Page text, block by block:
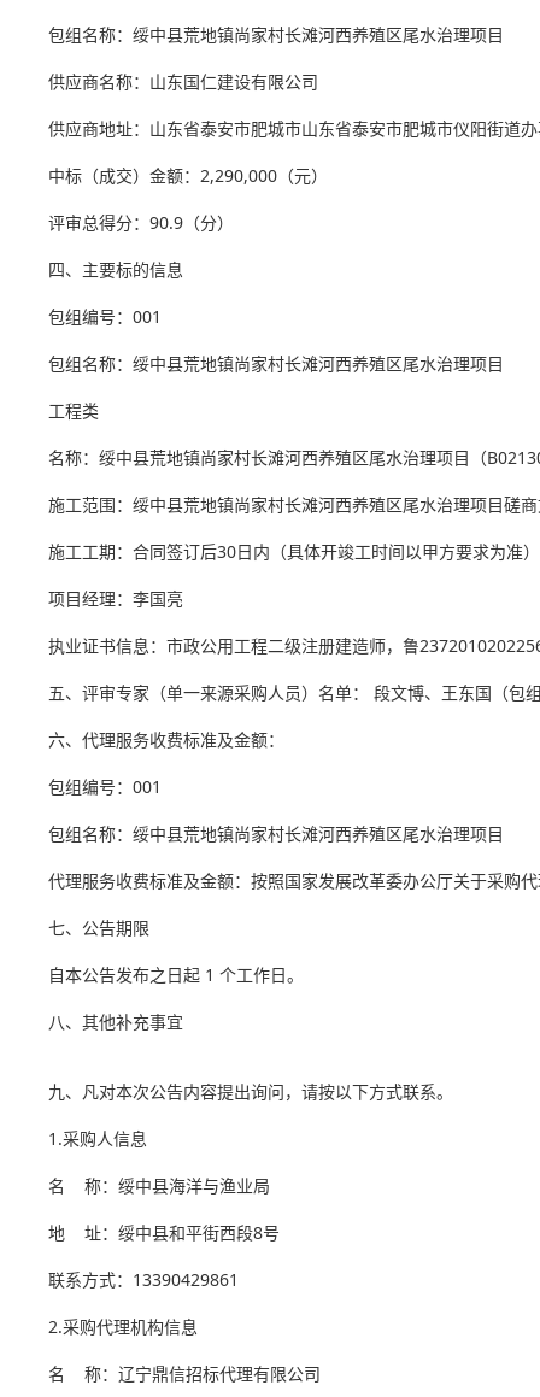
包组名称：绥中县荒地镇尚家村长滩河西养殖区尾水治理项目
供应商名称：山东国仁建设有限公司
供应商地址：山东省泰安市肥城市山东省泰安市肥城市仪阳街道
中标（成交）金额：2,290,000（元）
评审总得分：90.9（分）
四、主要标的信息
包组编号：001
包组名称：绥中县荒地镇尚家村长滩河西养殖区尾水治理项目
工程类
名称：绥中县荒地镇尚家村长滩河西养殖区尾水治理项目（
施工范围：绥中县荒地镇尚家村长滩河西养殖区尾水治理项目磋
施工工期：合同签订后30日内（具体开竣工时间以甲方要求为准）
项目经理：李国亮
执业证书信息：市政公用工程二级注册建造师，鲁
五、评审专家（单一来源采购人员）名单： 段文博、王东国（包
六、代理服务收费标准及金额：
包组编号：001
包组名称：绥中县荒地镇尚家村长滩河西养殖区尾水治理项目
代理服务收费标准及金额：按照国家发展改革委办公厅关于采购
七、公告期限
自本公告发布之日起 1 个工作日。
八、其他补充事宜
九、凡对本次公告内容提出询问，请按以下方式联系。
1.采购人信息
名 称：绥中县海洋与渔业局
地 址：绥中县和平街西段8号
联系方式：13390429861
2.采购代理机构信息
名 称：辽宁鼎信招标代理有限公司